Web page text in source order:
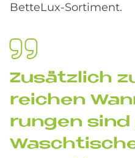
BetteLux-Sortiment.
Zu­sätz­lich
rei­chen
run­gen sind